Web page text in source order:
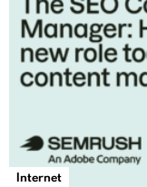
Internet